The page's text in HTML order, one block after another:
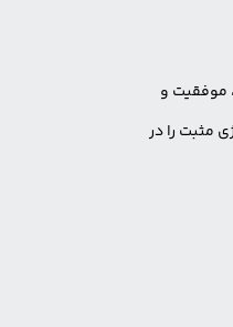
موفقیت و
مثبت را در